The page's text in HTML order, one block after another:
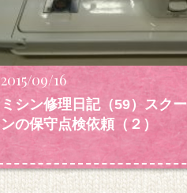
2015/09/16
ミシン修理日記（59）スク
ンの保守点検依頼（２）